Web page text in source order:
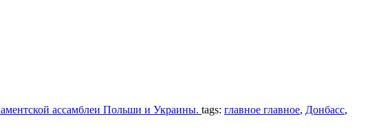
ассамблеи Польши и Украины. tags: главное главное, Донбасс,